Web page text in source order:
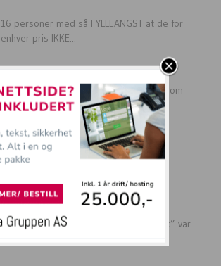
16 personer med så FYLLEANGST at de for
enhver pris IKKE...
14 of the sickest and funniest photos from
Google Maps
Verdens KULESTE griller!
Svensk sommervikar trodde “fellesrøyk” var